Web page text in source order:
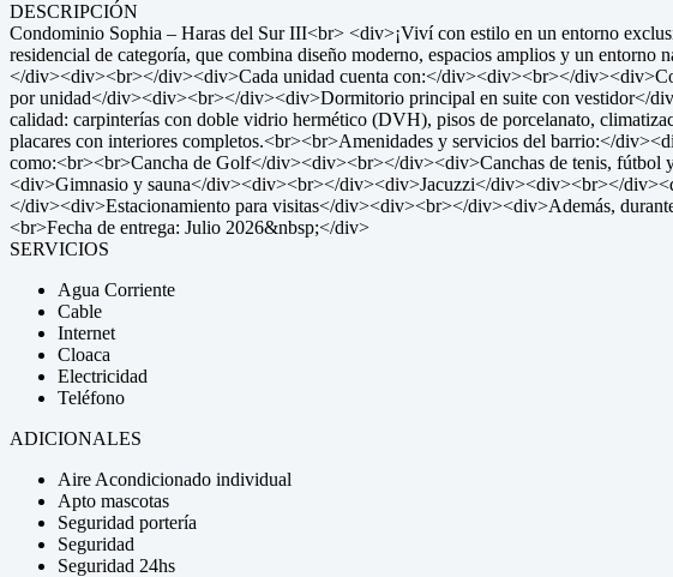
DESCRIPCIÓN
Condominio Sophia – Haras del Sur III<br> <div>¡Viví con estilo en un entorno
residencial de categoría, que combina diseño moderno, espacios amplios y un
</div><div><br></div><div>Cada unidad cuenta con:</div><div><br></
por unidad</div><div><br></div><div>Dormitorio principal en suite con vestidor</
calidad: carpinterías con doble vidrio hermético (DVH), pisos de porcelanato,
placares con interiores completos.<br><br>Amenidades y servicios del barrio:</
como:<br><br>Cancha de Golf</div><div><br></div><div>Canchas de tenis,
<div>Gimnasio y sauna</div><div><br></div><div>Jacuzzi</div><div><br></
</div><div>Estacionamiento para visitas</div><div><br></div><div>Además,
<br>Fecha de entrega: Julio 2026&nbsp;</div>
SERVICIOS
Agua Corriente
Cable
Internet
Cloaca
Electricidad
Teléfono
ADICIONALES
Aire Acondicionado individual
Apto mascotas
Seguridad portería
Seguridad
Seguridad 24hs